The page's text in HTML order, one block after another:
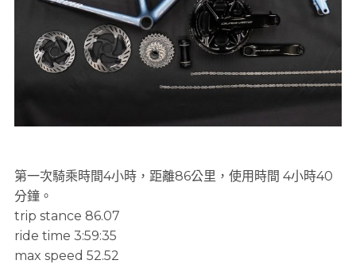
第一次騎乘時間4小時，距離86公里，使用時間 4小時40
分鐘。
trip stance 86.07
ride time 3:59:35
max speed 52.52